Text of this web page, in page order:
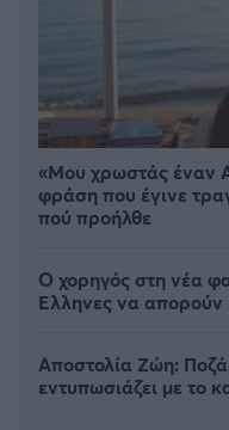
«Μου χρωστάς έναν
φράση που έγινε
πού προήλθε
Ο χορηγός στη νέα
Έλληνες να απορούν
Αποστολία Ζώη:
εντυπωσιάζει με το